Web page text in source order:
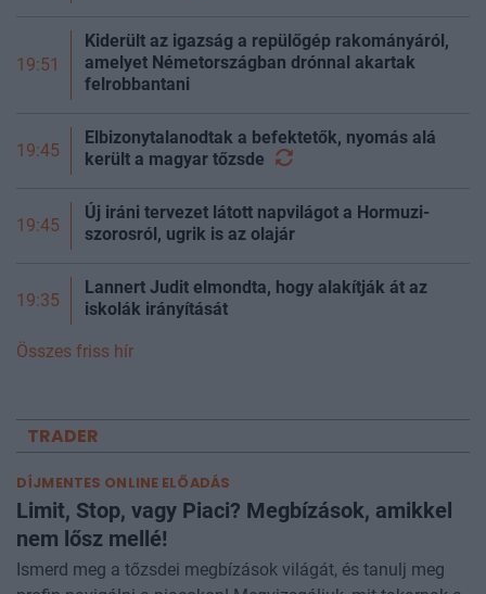
19:51
Kiderült az igazság a repülőgép rakományáról,
amelyet Németországban drónnal akartak
felrobbantani
19:45
Elbizonytalanodtak a befektetők, nyomás alá
került a magyar tőzsde
19:45
Új iráni tervezet látott napvilágot a Hormuzi-
szorosról, ugrik is az olajár
19:35
Lannert Judit elmondta, hogy alakítják át az
iskolák irányítását
Összes friss hír
TRADER
DÍJMENTES ONLINE ELŐADÁS
Limit, Stop, vagy Piaci? Megbízások, amikkel
nem lősz mellé!
Ismerd meg a tőzsdei megbízások világát, és tanulj meg